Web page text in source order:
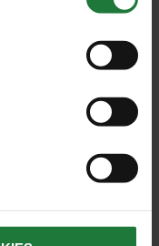
her,
Digue
måske